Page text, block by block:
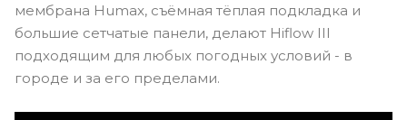
мембрана Humax, съёмная тёплая подкладка и
большие сетчатые панели, делают Hiflow III
подходящим для любых погодных условий - в
городе и за его пределами.